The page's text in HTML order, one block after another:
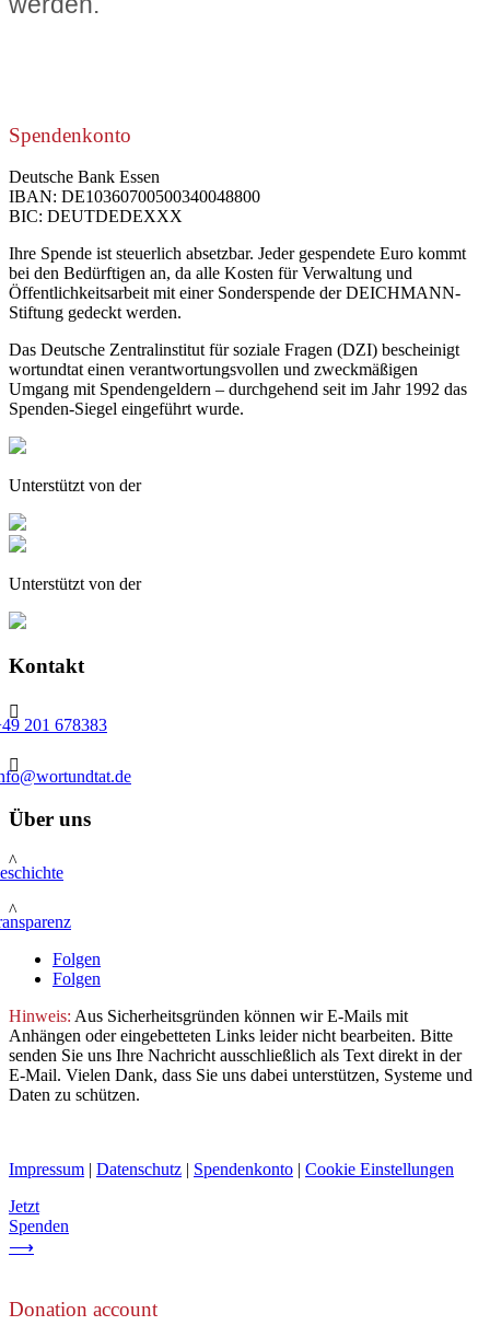
Spendenkonto
Deutsche Bank Essen
IBAN: DE10360700500340048800
BIC: DEUTDEDEXXX
Ihre Spende ist steuerlich absetzbar. Jeder gespendete Euro kommt
bei den Bedürftigen an, da alle Kosten für Verwaltung und
Öffentlichkeitsarbeit mit einer Sonderspende der DEICHMANN-
Stiftung gedeckt werden.
Das Deutsche Zentralinstitut für soziale Fragen (DZI) bescheinigt
wortundtat einen verantwortungsvollen und zweckmäßigen
Umgang mit Spendengeldern – durchgehend seit im Jahr 1992 das
Spenden-Siegel eingeführt wurde.
Unterstützt von der
Unterstützt von der
Kontakt

201 678383

Über uns
^
^
Folgen
Folgen
Hinweis: Aus Sicherheitsgründen können wir E-Mails mit
Anhängen oder eingebetteten Links leider nicht bearbeiten. Bitte
senden Sie uns Ihre Nachricht ausschließlich als Text direkt in der
E-Mail. Vielen Dank, dass Sie uns dabei unterstützen, Systeme und
Daten zu schützen.
Impressum | Datenschutz | Spendenkonto | Cookie Einstellungen
Jetzt
Spenden
⟶
Donation account